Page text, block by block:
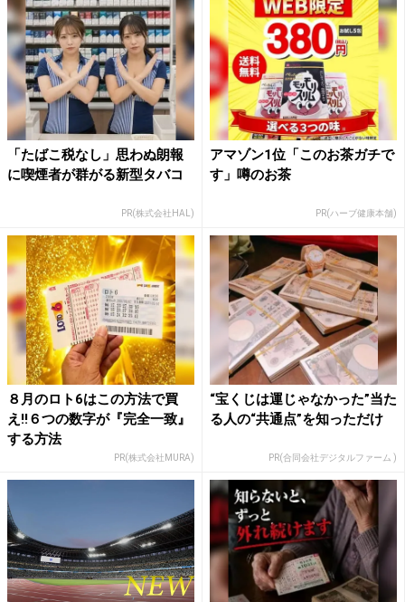
「たばこ税なし」思わぬ朗報
に喫煙者が群がる新型タバコ
PR(株式会社HAL)
アマゾン1位「このお茶ガチで
す」噂のお茶
PR(ハーブ健康本舗)
８月のロト6はこの方法で買
え!!６つの数字が『完全一致』
する方法
PR(株式会社MURA)
“宝くじは運じゃなかった”当た
る人の“共通点”を知っただけ
PR(合同会社デジタルファーム )